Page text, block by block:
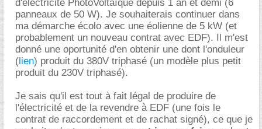
d'électricité PhotoVoltaïque depuis 1 an et demi (6
panneaux de 50 W). Je souhaiterais continuer dans
ma démarche écolo avec une éolienne de 5 kW (et
probablement un nouveau contrat avec EDF). Il m'est
donné une oportunité d'en obtenir une dont l'onduleur
(lien) produit du 380V triphasé (un modèle plus petit
produit du 230V triphasé).
Je sais qu'il est tout à fait légal de produire de
l'électricité et de la revendre à EDF (une fois le
contrat de raccordement et de rachat signé), ce que je